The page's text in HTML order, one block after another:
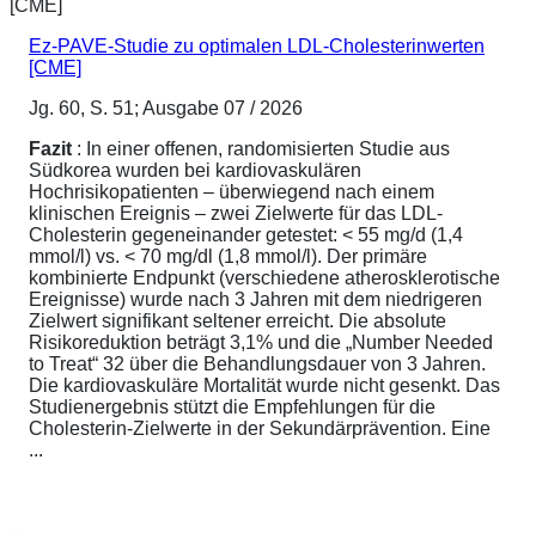
Ez-PAVE-Studie zu optimalen LDL-Cholesterinwerten
[CME]
Jg. 60, S. 51; Ausgabe 07 / 2026
Fazit : In einer offenen, randomisierten Studie aus
Südkorea wurden bei kardiovaskulären
Hochrisikopatienten – überwiegend nach einem
klinischen Ereignis – zwei Zielwerte für das LDL-
Cholesterin gegeneinander getestet: < 55 mg/d (1,4
mmol/l) vs. < 70 mg/dl (1,8 mmol/l). Der primäre
kombinierte Endpunkt (verschiedene atherosklerotische
Ereignisse) wurde nach 3 Jahren mit dem niedrigeren
Zielwert signifikant seltener erreicht. Die absolute
Risikoreduktion beträgt 3,1% und die „Number Needed
to Treat“ 32 über die Behandlungsdauer von 3 Jahren.
Die kardiovaskuläre Mortalität wurde nicht gesenkt. Das
Studienergebnis stützt die Empfehlungen für die
Cholesterin-Zielwerte in der Sekundärprävention. Eine
...